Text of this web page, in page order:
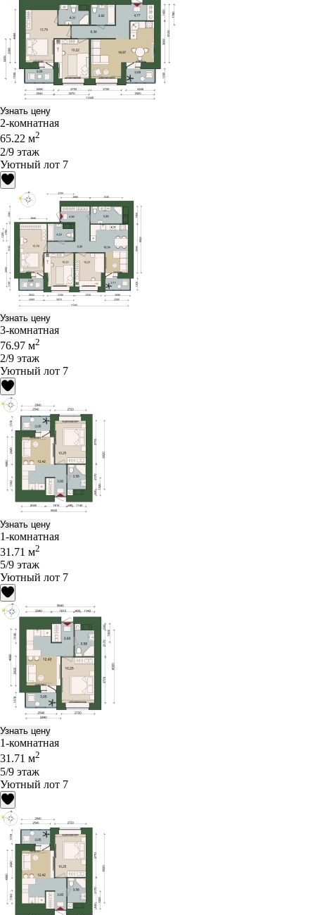
Узнать цену
2-комнатная
65.22 м2
2/9 этаж
Уютный лот 7
Узнать цену
3-комнатная
76.97 м2
2/9 этаж
Уютный лот 7
Узнать цену
1-комнатная
31.71 м2
5/9 этаж
Уютный лот 7
Узнать цену
1-комнатная
31.71 м2
5/9 этаж
Уютный лот 7